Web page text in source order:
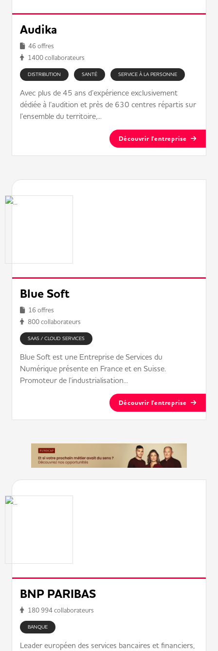
Audika
46 offres
1400 collaborateurs
DISTRIBUTION SANTÉ SERVICE À LA PERSONNE
Avec plus de 45 ans d’expérience exclusivement
dédiée à l’audition et près de 630 centres répartis sur
l’ensemble du territoire,...
Découvrir l'entreprise
Blue Soft
16 offres
800 collaborateurs
SAAS / CLOUD SERVICES
Blue Soft est une Entreprise de Services du
Numérique présente en France et en Suisse.
Promoteur de l’industrialisation...
Découvrir l'entreprise
BNP PARIBAS
180 994 collaborateurs
BANQUE
Leader européen des services bancaires et financiers,